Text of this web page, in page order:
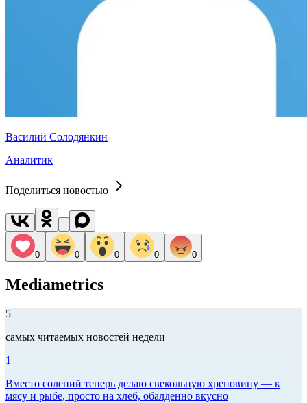
Василий Солодянкин
Аналитик
Поделиться новостью
0 0 0 0 0
Mediametrics
5
самых читаемых новостей недели
1
Вместо солений теперь делаю свекольную хреновину — к
мясу и рыбе, просто на хлеб, обалденно вкусно